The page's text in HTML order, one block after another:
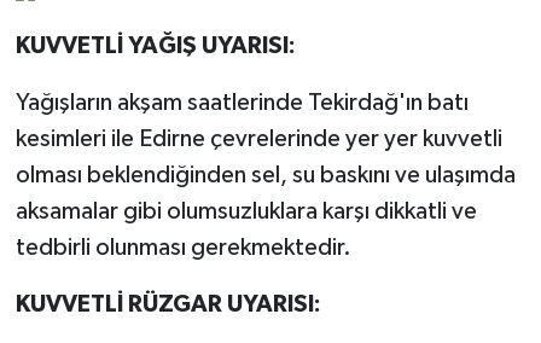
KUVVETLİ YAĞIŞ UYARISI:
Yağışların akşam saatlerinde Tekirdağ'ın batı
kesimleri ile Edirne çevrelerinde yer yer kuvvetli
olması beklendiğinden sel, su baskını ve ulaşımda
aksamalar gibi olumsuzluklara karşı dikkatli ve
tedbirli olunması gerekmektedir.
KUVVETLİ RÜZGAR UYARISI: